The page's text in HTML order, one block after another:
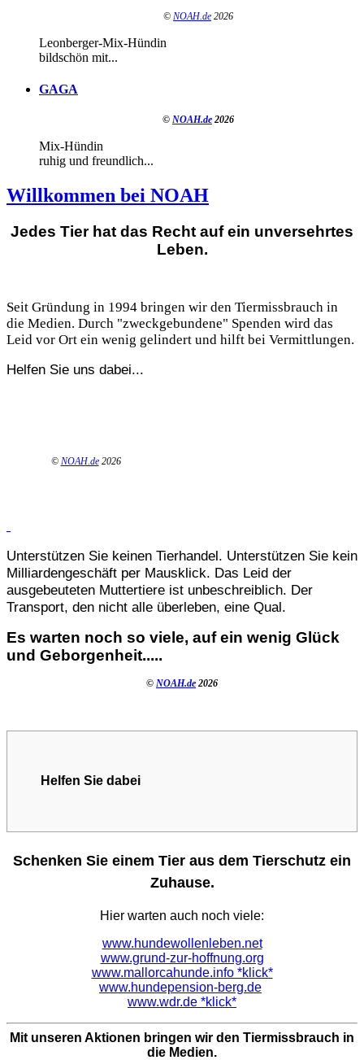
© NOAH.de 2026
Leonberger-Mix-Hündin
bildschön mit...
GAGA
© NOAH.de 2026
Mix-Hündin
ruhig und freundlich...
Willkommen bei NOAH
Jedes Tier hat das Recht auf ein unversehrtes
Leben.
Seit Gründung in 1994 bringen wir den Tiermissbrauch in
die Medien. Durch "zweckgebundene" Spenden wird das
Leid vor Ort ein wenig gelindert und hilft bei Vermittlungen.
Helfen Sie uns dabei...
© NOAH.de 2026
Unterstützen Sie keinen Tierhandel. Unterstützen Sie kein
Milliardengeschäft per Mausklick. Das Leid der
ausgebeuteten Muttertiere ist unbeschreiblich. Der
Transport, den nicht alle überleben, eine Qual.
Es warten noch so viele, auf ein wenig Glück
und Geborgenheit.....
© NOAH.de 2026
Helfen Sie dabei
Schenken Sie einem Tier aus dem Tierschutz ein
Zuhause.
Hier warten auch noch viele:
www.hundewollenleben.net
www.grund-zur-hoffnung.org
www.mallorcahunde.info *klick*
www.hundepension-berg.de
www.wdr.de *klick*
Mit unseren Aktionen bringen wir den Tiermissbrauch in
die Medien.